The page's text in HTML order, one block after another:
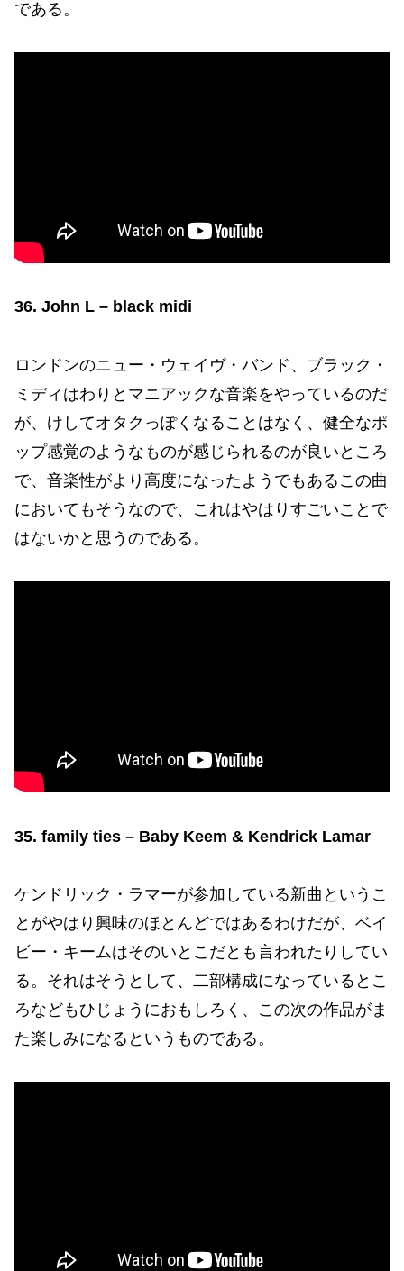
である。
36. John L – black midi
ロンドンのニュー・ウェイヴ・バンド、ブラック・
ミディはわりとマニアックな音楽をやっているのだ
が、けしてオタクっぽくなることはなく、健全なポ
ップ感覚のようなものが感じられるのが良いところ
で、音楽性がより高度になったようでもあるこの曲
においてもそうなので、これはやはりすごいことで
はないかと思うのである。
35. family ties – Baby Keem & Kendrick Lamar
ケンドリック・ラマーが参加している新曲というこ
とがやはり興味のほとんどではあるわけだが、ベイ
ビー・キームはそのいとこだとも言われたりしてい
る。それはそうとして、二部構成になっているとこ
ろなどもひじょうにおもしろく、この次の作品がま
た楽しみになるというものである。